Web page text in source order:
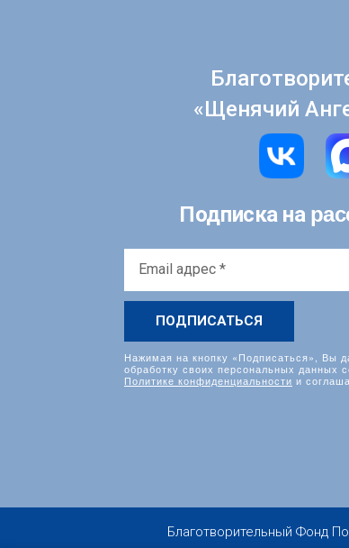
«Щенячий
Подписка на
Email
адрес
*
Нажимая на кнопку «Подписаться», Вы
обработку своих персональных данных
Политике конфиденциальности и
Благотворительный Фонд